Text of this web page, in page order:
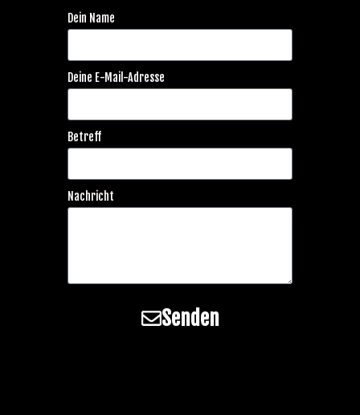
Dein Name
Deine E-Mail-Adresse
Betreff
Nachricht
Senden